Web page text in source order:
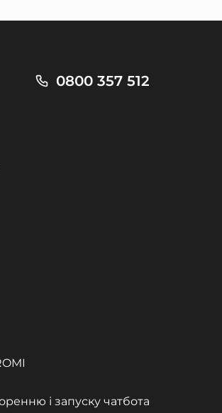
0800 357 512
і запуску чатбота